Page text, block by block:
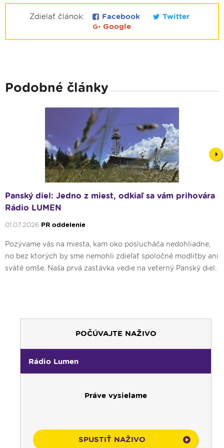
Zdielať článok: Facebook
Twitter
Google
Podobné články
Panský diel: Jedno z miest, odkiaľ sa vám prihovára
Rádio LUMEN
01.07.2026 PR oddelenie
Pozývame vás na miesta, kam oko poslucháča nedohliadne,
no bez ktorých by sme nemohli zdieľať spoločné modlitby ani
sväté omše. Naša prvá zastávka vedie na veterný Panský diel.
POČÚVAJTE NAŽIVO
Rádio Lumen
Práve vysielame
SPUSTIŤ NAŽIVO
Predel do nového dňa
Pod vankúš
04:50
Deň s modlitbou